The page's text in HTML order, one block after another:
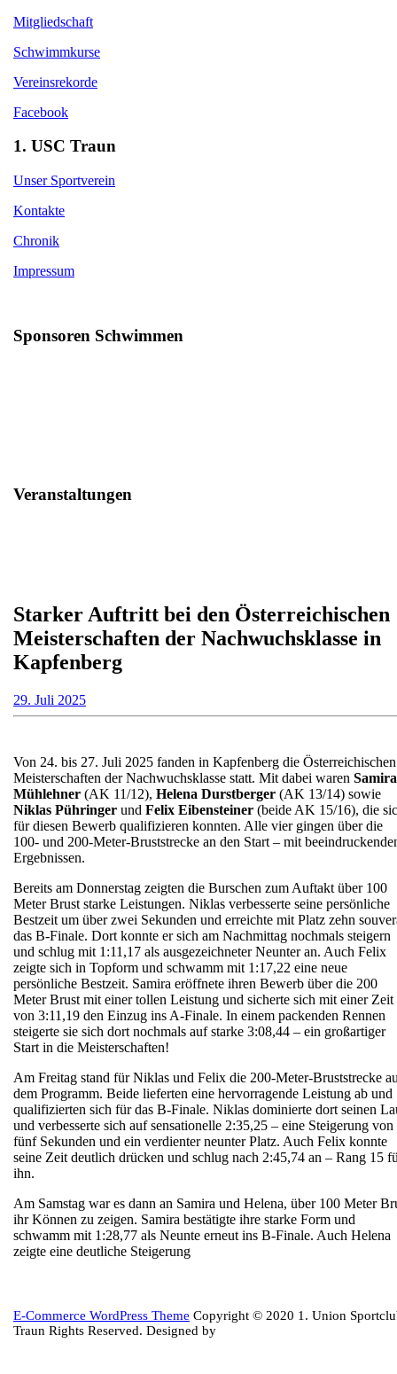
Mitgliedschaft
Schwimmkurse
Vereinsrekorde
Facebook
1. USC Traun
Unser Sportverein
Kontakte
Chronik
Impressum
Sponsoren Schwimmen
Veranstaltungen
Starker Auftritt bei den Österreichischen
Meisterschaften der Nachwuchsklasse in
Kapfenberg
29. Juli 202529.
Juli
Von 24. bis 27. Juli 2025 fanden in Kapfenberg die Österreichischen
Meisterschaften der Nachwuchsklasse statt. Mit dabei waren Samira
Mühlehner (AK 11/12), Helena Durstberger (AK 13/14) sowie
Niklas Pühringer und Felix Eibensteiner (beide AK 15/16), die
für diesen Bewerb qualifizieren konnten. Alle vier gingen über die
100- und 200-Meter-Bruststrecke an den Start – mit
Ergebnissen.
Bereits am Donnerstag zeigten die Burschen zum Auftakt über 100
Meter Brust starke Leistungen. Niklas verbesserte seine persönliche
Bestzeit um über zwei Sekunden und erreichte mit Platz zehn
das B-Finale. Dort konnte er sich am Nachmittag nochmals steigern
und schlug mit 1:11,17 als ausgezeichneter Neunter an. Auch Felix
zeigte sich in Topform und schwamm mit 1:17,22 eine neue
persönliche Bestzeit. Samira eröffnete ihren Bewerb über die 200
Meter Brust mit einer tollen Leistung und sicherte sich mit einer Zeit
von 3:11,19 den Einzug ins A-Finale. In einem packenden Rennen
steigerte sie sich dort nochmals auf starke 3:08,44 – ein großartiger
Start in die Meisterschaften!
Am Freitag stand für Niklas und Felix die 200-Meter-Bruststrecke
dem Programm. Beide lieferten eine hervorragende Leistung ab und
qualifizierten sich für das B-Finale. Niklas dominierte dort seinen
und verbesserte sich auf sensationelle 2:35,25 – eine Steigerung von
fünf Sekunden und ein verdienter neunter Platz. Auch Felix konnte
seine Zeit deutlich drücken und schlug nach 2:45,74 an – Rang 15
ihn.
Am Samstag war es dann an Samira und Helena, über 100 Meter
ihr Können zu zeigen. Samira bestätigte ihre starke Form und
schwamm mit 1:28,77 als Neunte erneut ins B-Finale. Auch Helena
zeigte eine deutliche Steigerung
to
Top
E-Commerce WordPress Theme Copyright © 2020 1. Union
Traun Rights Reserved. Designed by